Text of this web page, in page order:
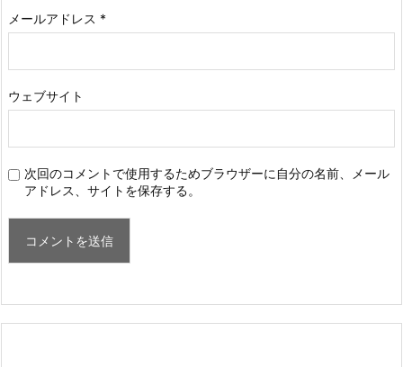
メールアドレス *
ウェブサイト
次回のコメントで使用するためブラウザーに自分の名前、メール
アドレス、サイトを保存する。